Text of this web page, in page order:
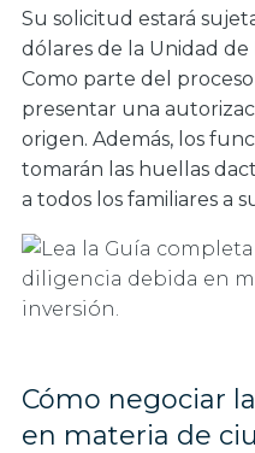
Su solicitud estará
dólares de la Unidad
Como parte del
presentar una
origen. Además, los
tomarán las huellas
a todos los familiares a
Cómo negociar
en materia de